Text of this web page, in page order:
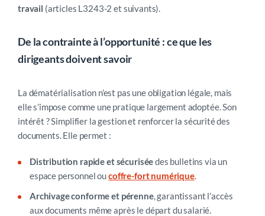
travail (articles L3243-2 et suivants).
De la contrainte à l’opportunité : ce que les
dirigeants doivent savoir
La dématérialisation n’est pas une obligation légale, mais
elle s’impose comme une pratique largement adoptée. Son
intérêt ? Simplifier la gestion et renforcer la sécurité des
documents. Elle permet :
Distribution rapide et sécuriséedes bulletins via un
espace personnel oucoffre-fort numérique.
Archivage conforme et pérenne, garantissant l’accès
aux documents même après le départ du salarié.